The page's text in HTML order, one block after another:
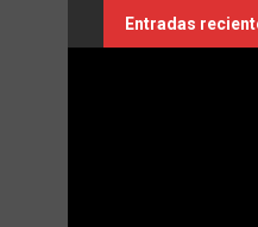
al
Entradas